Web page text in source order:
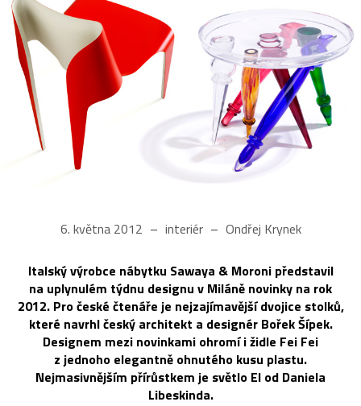
6. května 2012 interiér Ondřej Krynek
Italský výrobce nábytku Sawaya & Moroni představil
na uplynulém týdnu designu v Miláně novinky na rok
2012. Pro české čtenáře je nejzajímavější dvojice stolků,
které navrhl český architekt a designér Bořek Šípek.
Designem mezi novinkami ohromí i židle Fei Fei
z jednoho elegantně ohnutého kusu plastu.
Nejmasivnějším přírůstkem je světlo El od Daniela
Libeskinda.